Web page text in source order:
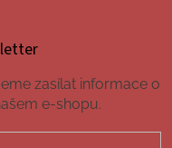
zasílat informace o
e-shopu.